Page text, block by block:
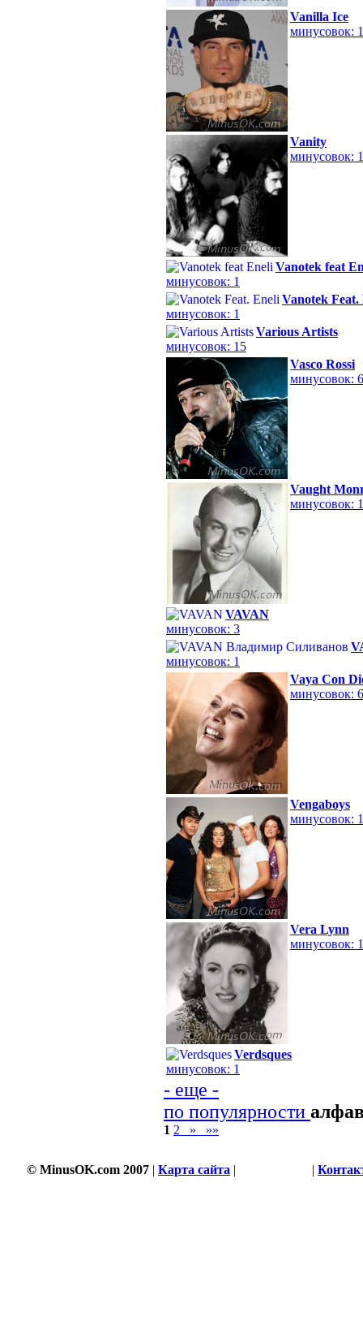
Vanilla Ice
минусовок: 1
Vanity
минусовок: 1
Vanotek feat
минусовок: 1
Vanotek Feat.
минусовок: 1
Various Artists
минусовок: 15
Vasco Rossi
минусовок: 6
Vaught
минусовок: 1
VAVAN
минусовок: 3
минусовок: 1
Vaya Con
минусовок: 6
Vengaboys
минусовок:
Vera Lynn
минусовок: 1
Verdsques
минусовок: 1
- еще -
по популярности
1 2 » »»
© MinusOK.com 2007 | Карта сайта | |